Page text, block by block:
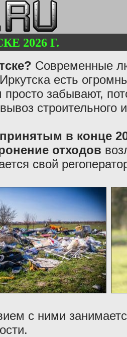
2026 Г.
Современные
есть
забывают,
строительного
в конце
отходов
свой
с ними